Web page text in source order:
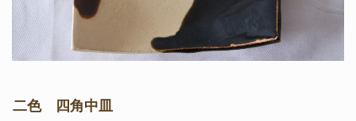
二色 四角中皿